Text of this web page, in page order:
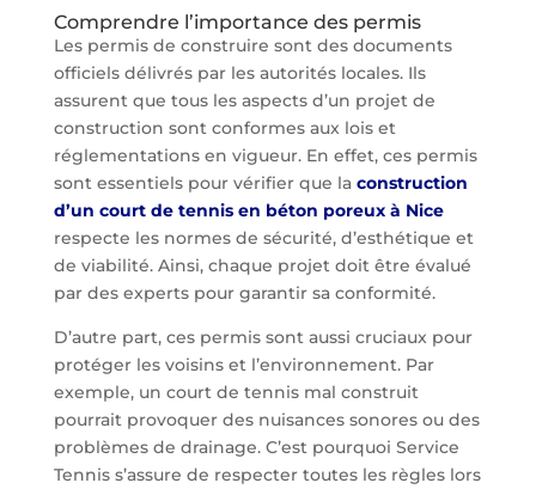
Comprendre l’importance des permis
Les permis de construire sont des documents
officiels délivrés par les autorités locales. Ils
assurent que tous les aspects d’un projet de
construction sont conformes aux lois et
réglementations en vigueur. En effet, ces permis
sont essentiels pour vérifier que la construction
d’un court de tennis en béton poreux à Nice
respecte les normes de sécurité, d’esthétique et
de viabilité. Ainsi, chaque projet doit être évalué
par des experts pour garantir sa conformité.
D’autre part, ces permis sont aussi cruciaux pour
protéger les voisins et l’environnement. Par
exemple, un court de tennis mal construit
pourrait provoquer des nuisances sonores ou des
problèmes de drainage. C’est pourquoi Service
Tennis s’assure de respecter toutes les règles lors